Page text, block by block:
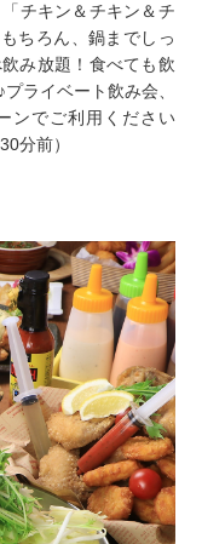
チキン＆チキン＆チ
ちろん、鍋までしっ
み放題！食べても飲
ライベート飲み会、
ンでご利用ください
分前）